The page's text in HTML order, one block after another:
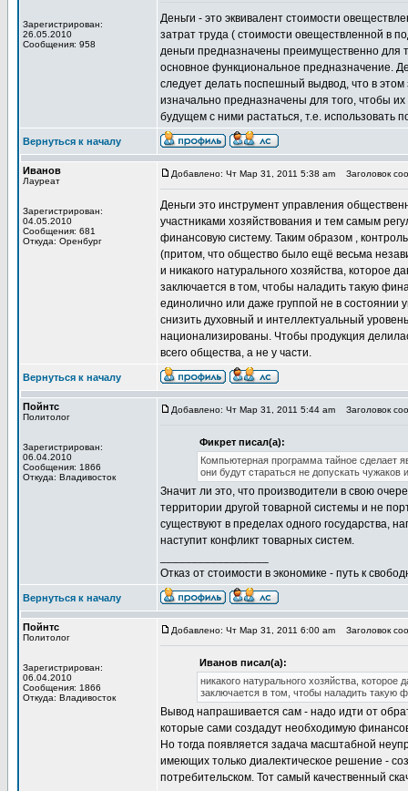
Зарегистрирован:
26.05.2010
Сообщения: 958
Деньги - это эквивалент стоимости
затрат труда ( стоимости овеществленной в
деньги предназначены преимущественно для
основное функциональное предназначение.
следует делать поспешный выдвод, что в этом
изначально предназначены для того, чтобы
будущем с ними растаться, т.е. использовать
Вернуться к началу
Иванов
Лауреат
Зарегистрирован:
04.05.2010
Сообщения: 681
Откуда: Оренбург
Добавлено: Чт Мар 31, 2011 5:38 am Заголовок
Деньги это инструмент управления
участниками хозяйствования и тем самым
финансовую систему. Таким образом ,
(притом, что общество было ещё весьма
и никакого натурального хозяйства, которое
заключается в том, чтобы наладить такую
единолично или даже группой не в состоянии
снизить духовный и интеллектуальный
национализированы. Чтобы продукция
всего общества, а не у части.
Вернуться к началу
Пойнтс
Политолог
Зарегистрирован:
06.04.2010
Сообщения: 1866
Откуда: Владивосток
Добавлено: Чт Мар 31, 2011 5:44 am Заголовок
Фикрет писал(а):
Компьютерная программа тайное сделает
они будут стараться не допускать
Значит ли это, что производители в свою
территории другой товарной системы и не
существуют в пределах одного государства,
наступит конфликт товарных систем.
Отказ от стоимости в экономике - путь к
Вернуться к началу
Пойнтс
Политолог
Зарегистрирован:
06.04.2010
Сообщения: 1866
Откуда: Владивосток
Добавлено: Чт Мар 31, 2011 6:00 am Заголовок
Иванов писал(а):
никакого натурального хозяйства,
заключается в том, чтобы наладить такую
Вывод напрашивается сам - надо идти от
которые сами создадут необходимую
Но тогда появляется задача масштабной
имеющих только диалектическое решение -
потребительском. Тот самый качественный